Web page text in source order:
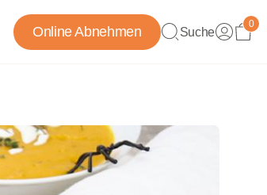
Online Abnehmen Suche
0